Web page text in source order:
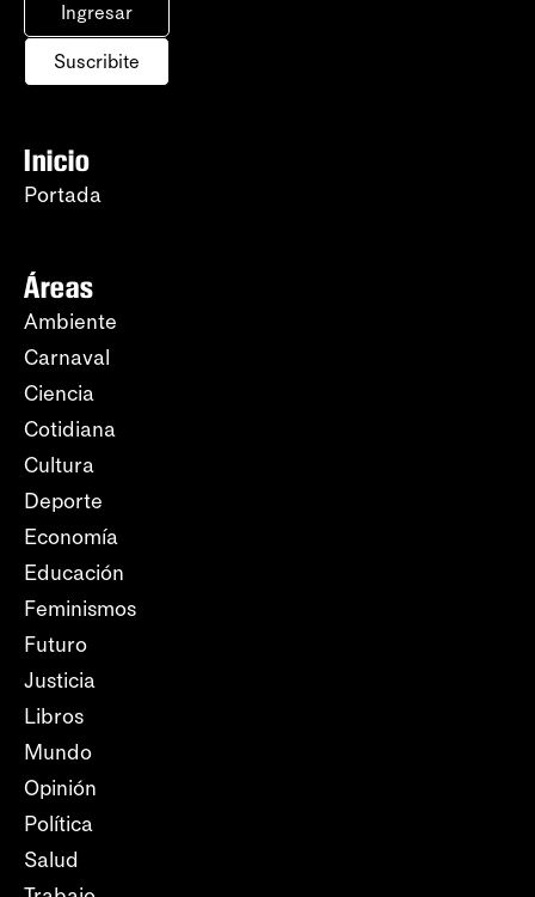
Ingresar
Suscribite
Inicio
Portada
Áreas
Ambiente
Carnaval
Ciencia
Cotidiana
Cultura
Deporte
Economía
Educación
Feminismos
Futuro
Justicia
Libros
Mundo
Opinión
Política
Salud